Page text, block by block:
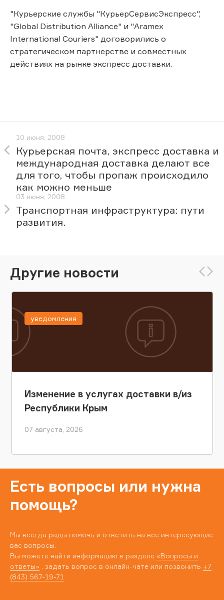
"Курьерские службы "КурьерСервисЭкспресс",
"Global Distribution Alliance" и "Aramex
International Couriers" договорились о
стратегическом партнерстве и совместных
действиях на рынке экспресс доставки.
10 июня, 2008
Курьерская почта, экспресс доставка и
международная доставка делают все
для того, чтобы пропаж происходило
как можно меньше
03 июня, 2008
Транспортная инфраструктура: пути
развития.
Другие новости
Изменение в услугах доставки в/из
Республики Крым
07 августа, 2026
уведомления
Есть вопросы или нужна
помощь?
Мы всегда рады помочь и ответить на все интересующие
вас вопросы.
Вы можете найти информацию в разделе «Вопросы и
ответы» , задать вопрос в онлайн-чате или позвонить +7
(843) 567-19-71